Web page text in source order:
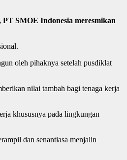
SMOE Indonesia meresmikan
oleh pihaknya setelah pusdiklat
nilai tambah bagi tenaga kerja
khususnya pada lingkungan
dan senantiasa menjalin